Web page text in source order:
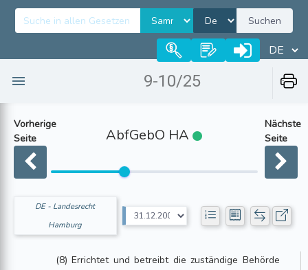
Suchen
9-10/25
Vorherige
Seite
AbfGebO HA
Nächste
Seite
DE - Landesrecht
Hamburg
(8) Errichtet und betreibt die zuständige Behörde